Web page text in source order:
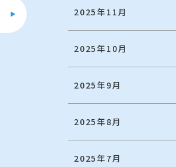
2025年11月
2025年10月
2025年9月
2025年8月
2025年7月